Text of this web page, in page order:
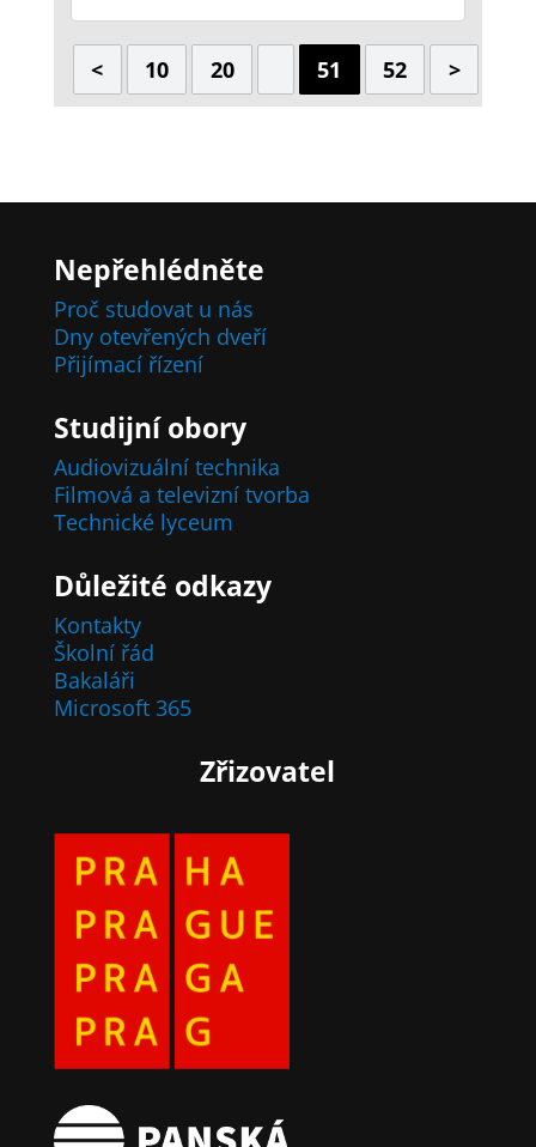
< 10 20 51 52 >
Nepřehlédněte
Proč studovat u nás
Dny otevřených dveří
Přijímací řízení
Studijní obory
Audiovizuální technika
Filmová a televizní tvorba
Technické lyceum
Důležité odkazy
Kontakty
Školní řád
Bakaláři
Microsoft 365
Zřizovatel